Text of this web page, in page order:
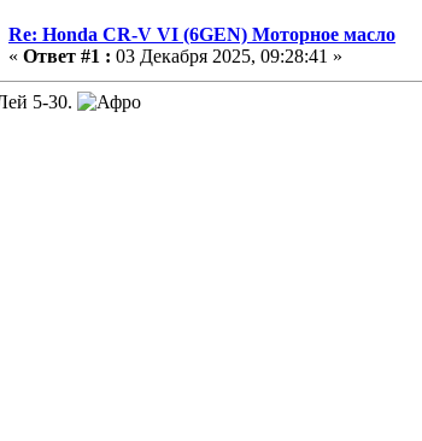
Re: Honda CR-V VI (6GEN) Моторное масло
« Ответ #1 : 03 Декабря 2025, 09:28:41 »
5-30.